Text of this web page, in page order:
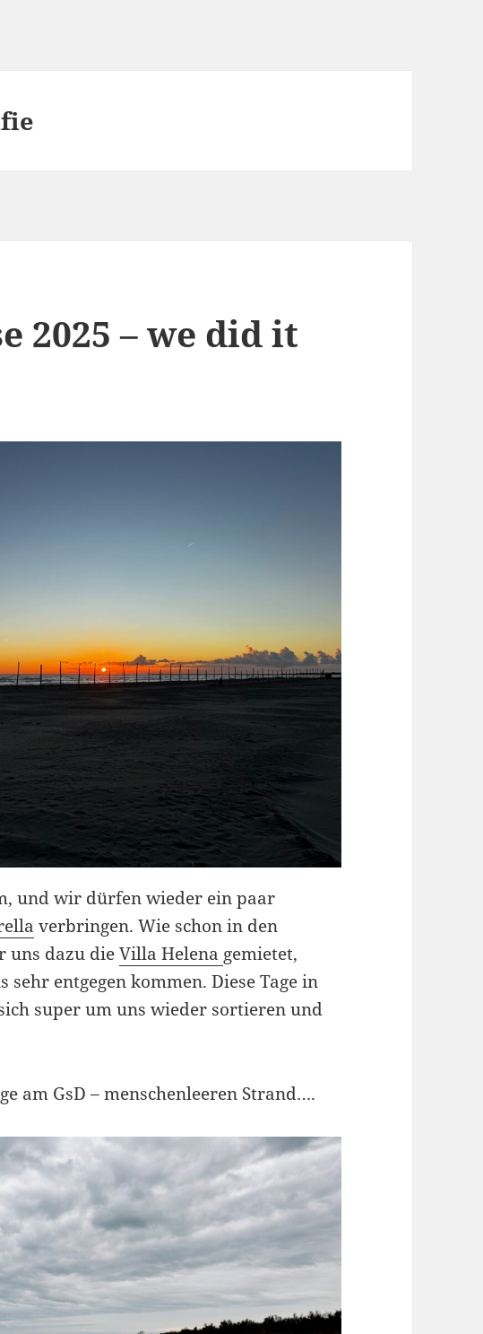
2025 – we did it
und wir dürfen wieder ein paar
verbringen. Wie schon in den
uns dazu dieVilla Helena gemietet,
entgegen kommen. Diese Tage in
super um uns wieder sortieren und
am GsD – menschenleeren Strand….